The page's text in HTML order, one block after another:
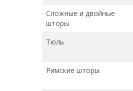
Сложные и двойные
шторы
Тюль
Римские шторы